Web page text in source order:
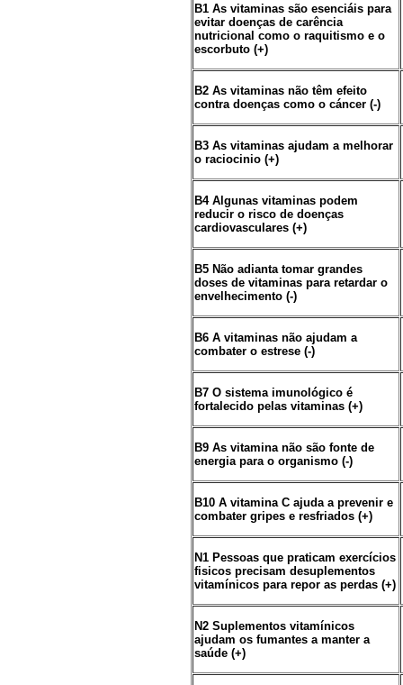
B1 As vitaminas são esenciáis para
evitar doenças de carência
nutricional como o raquitismo e o
escorbuto (+)
B2 As vitaminas não têm efeito
contra doenças como o cáncer (-)
B3 As vitaminas ajudam a melhorar
o raciocinio (+)
B4 Algunas vitaminas podem
reducir o risco de doenças
cardiovasculares (+)
B5 Não adianta tomar grandes
doses de vitaminas para retardar o
envelhecimento (-)
B6 A vitaminas não ajudam a
combater o estrese (-)
B7 O sistema imunológico é
fortalecido pelas vitaminas (+)
B9 As vitamina não são fonte de
energia para o organismo (-)
B10 A vitamina C ajuda a prevenir e
combater gripes e resfriados (+)
N1 Pessoas que praticam exercícios
fisicos precisam desuplementos
vitamínicos para repor as perdas (+)
N2 Suplementos vitamínicos
ajudam os fumantes a manter a
saúde (+)